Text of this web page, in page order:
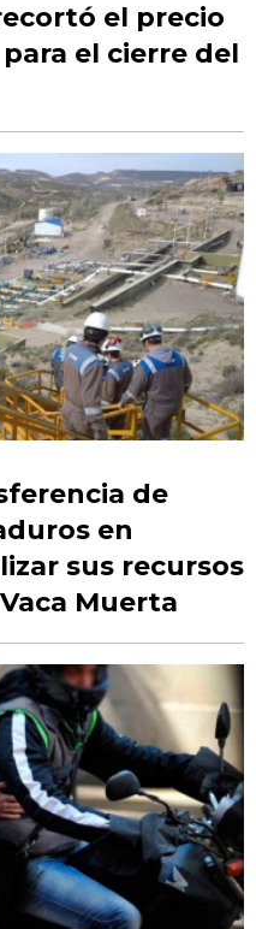
el precio
el cierre del
de
en
sus recursos
Muerta